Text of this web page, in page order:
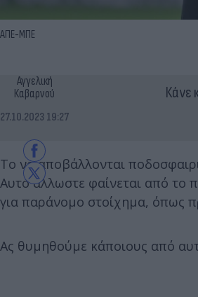
ΑΠΕ-ΜΠΕ
Αγγελική
Καβαρνού
27.10.2023 19:27
Κάνε
Το να αποβάλλονται
Αυτό άλλωστε φαίνεται από το
για παράνομο στοίχημα, όπως
Ας θυμηθούμε κάποιους από